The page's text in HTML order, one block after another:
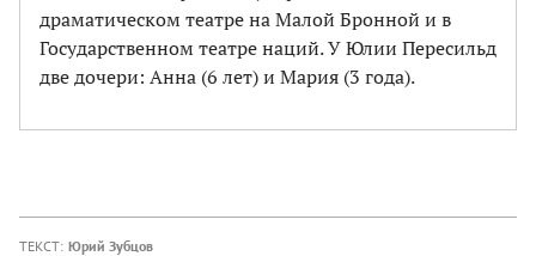
драматическом театре на Малой Бронной и в
Государственном театре наций. У Юлии Пересильд
две дочери: Анна (6 лет) и Мария (3 года).
ТЕКСТ: Юрий Зубцов